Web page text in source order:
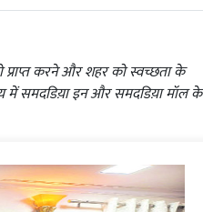
करने और शहर को स्वच्छता के
में समदडिय़ा इन और समदडिय़ा मॉल के